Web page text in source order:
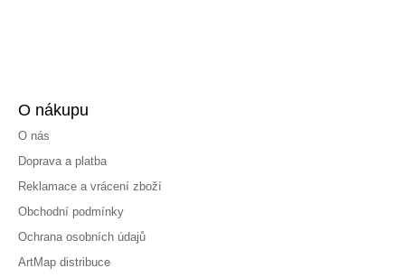
O nákupu
O nás
Doprava a platba
Reklamace a vrácení zboží
Obchodní podmínky
Ochrana osobních údajů
ArtMap distribuce